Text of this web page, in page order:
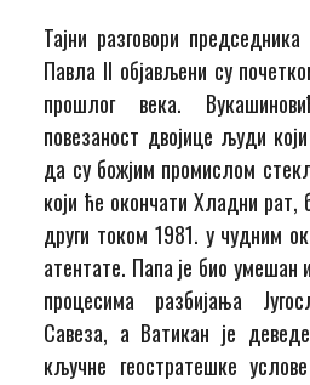
Тајни разговори
Павла II објављени су
прошлог века.
повезаност двојице људи
да су божјим промислом
који ће окончати Хладни рат,
други током 1981. у чудним
атентате. Папа је био умешан
процесима разбијања
Савеза, а Ватикан је
кључне геостратешке